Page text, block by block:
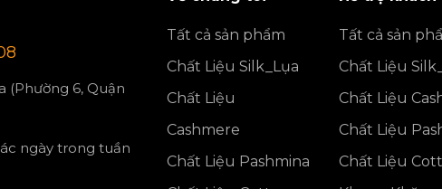
(Phường 6, Quận
ngày trong tuần
Tất cả sản phẩm
Chất Liệu Silk_Lụa
Chất Liệu
Cashmere
Chất Liệu Pashmina
Tất cả sản
Chất Liệu
Chất Liệu
Chất Liệu
Chất Liệu